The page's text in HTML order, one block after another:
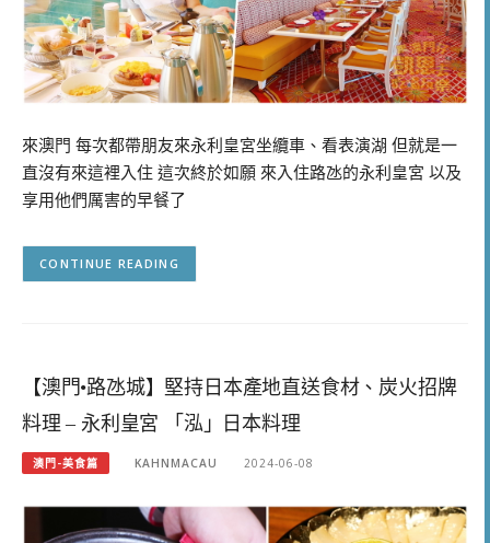
來澳門 每次都帶朋友來永利皇宮坐纜車、看表演湖 但就是一
直沒有來這裡入住 這次終於如願 來入住路氹的永利皇宮 以及
享用他們厲害的早餐了
CONTINUE READING
【澳門•路氹城】堅持日本產地直送食材、炭火招牌
料理 – 永利皇宮 「泓」日本料理
澳門-美食篇 KAHNMACAU 2024-06-08